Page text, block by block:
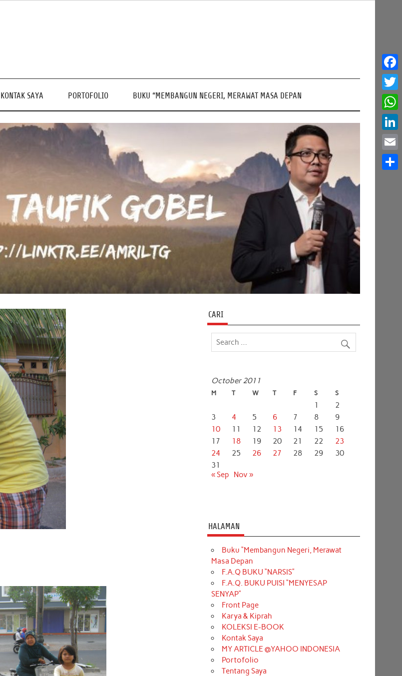
KONTAK SAYA PORTOFOLIO BUKU “MEMBANGUN NEGERI, MERAWAT MASA DEPAN
CARI
October 2011
M T W T F S S
1
2
3
4 5 6 7 8
9
10
11 12 13 14 15
16
17
18 19 20 21 22
23
24
25 26 27 28 29
30
31
« Sep
Nov »
HALAMAN
Buku “Membangun Negeri, Merawat
Masa Depan
F.A.Q BUKU “NARSIS”
F.A.Q. BUKU PUISI “MENYESAP
SENYAP”
Front Page
Karya & Kiprah
KOLEKSI E-BOOK
Kontak Saya
MY ARTICLE @YAHOO INDONESIA
Portofolio
Tentang Saya
Email